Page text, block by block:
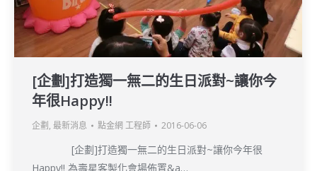
[企劃]打造獨一無二的生日派對~讓你今
年很Happy!!
企劃, 最新消息 點金網 工程師 2016-06-06
[企劃]打造獨一無二的生日派對~讓你今年很
Happy!! 為壽星客製化會場佈置&a…